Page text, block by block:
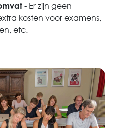
- Er zijn geen
kosten voor examens,
etc.